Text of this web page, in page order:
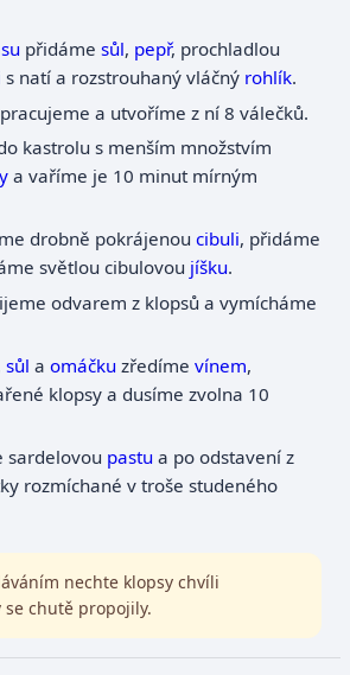
přidámesůl, pepř, prochladlou
s natí a rozstrouhaný vláčný rohlík.
a utvoříme z ní 8 válečků.
kastrolu s menším množstvím
a vaříme je 10 minut mírným
drobně pokrájenoucibuli, přidáme
světlou cibulovou jíšku.
odvarem z klopsů a vymícháme
sůl aomáčku zředímevínem,
klopsy a dusíme zvolna 10
sardelovou pastu a po odstavení z
rozmíchané v troše studeného
nechte klopsy chvíli
chutě propojily.